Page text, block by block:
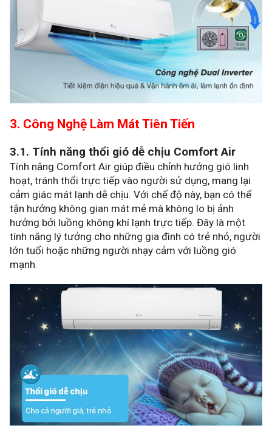
3. Công Nghệ Làm Mát Tiên Tiến
3.1. Tính năng thổi gió dễ chịu Comfort Air
Tính năng Comfort Air giúp điều chỉnh hướng gió linh
hoạt, tránh thổi trực tiếp vào người sử dụng, mang lại
cảm giác mát lạnh dễ chịu. Với chế độ này, bạn có thể
tận hưởng không gian mát mẻ mà không lo bị ảnh
hưởng bởi luồng không khí lạnh trực tiếp. Đây là một
tính năng lý tưởng cho những gia đình có trẻ nhỏ, người
lớn tuổi hoặc những người nhạy cảm với luồng gió
mạnh.